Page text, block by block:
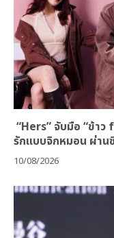
“Hers” จับมือ “ข้า
รักแบบจิกหมอน ผ่าน
10/08/2026